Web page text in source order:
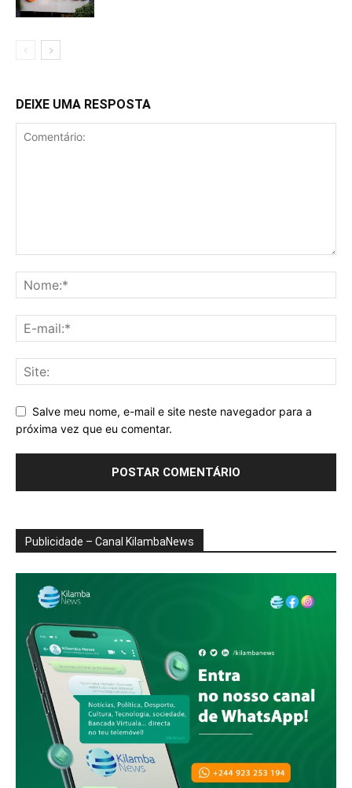
DEIXE UMA RESPOSTA
Salve meu nome, e-mail e site neste navegador para a
próxima vez que eu comentar.
Publicidade – Canal KilambaNews